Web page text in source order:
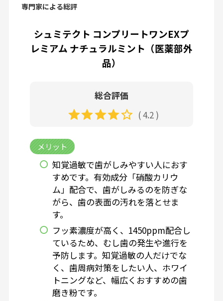
専門家による総評
シュミテクト コンプリートワンEXプ
レミアム ナチュラルミント（医薬部外
品）
総合評価
( 4.2 )
メリット
知覚過敏で歯がしみやすい人におす
すめです。有効成分「硝酸カリウ
ム」配合で、歯がしみるのを防ぎな
がら、歯の表面の汚れを落とせま
す。
フッ素濃度が高く、1450ppm配合し
ているため、むし歯の発生や進行を
予防します。知覚過敏の人だけでな
く、歯周病対策をしたい人、ホワイ
トニングなど、幅広くおすすめの歯
磨き粉です。